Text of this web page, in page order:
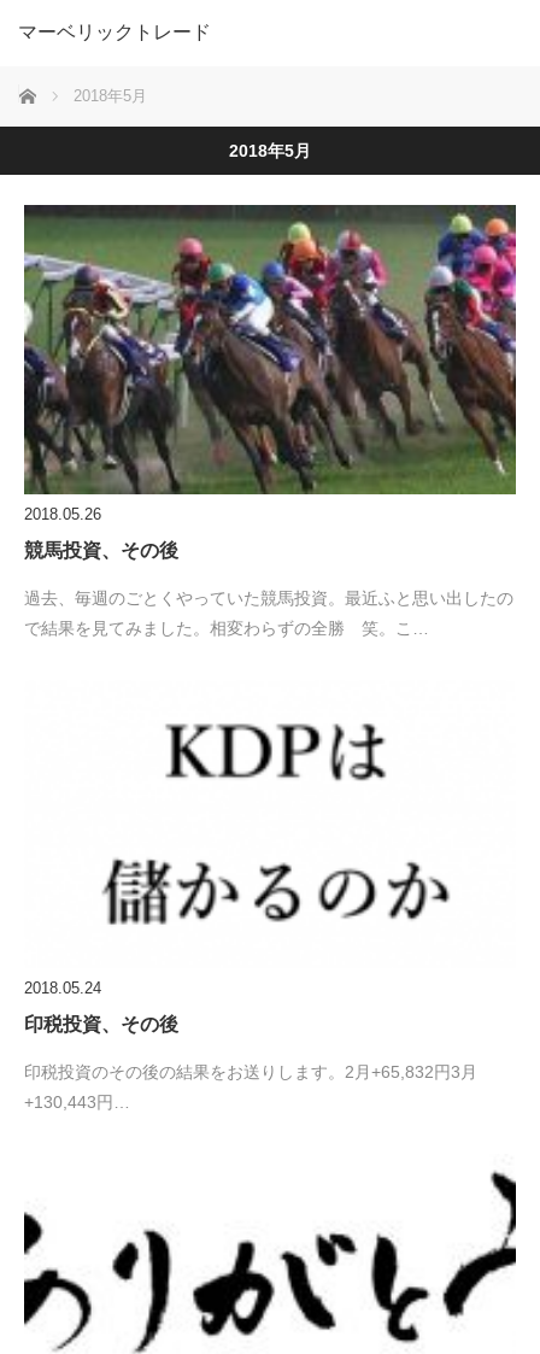
マーベリックトレード
ホーム 2018年5月
2018年5月
2018.05.26
競馬投資、その後
過去、毎週のごとくやっていた競馬投資。最近ふと思い出したの
で結果を見てみました。相変わらずの全勝 笑。こ…
2018.05.24
印税投資、その後
印税投資のその後の結果をお送りします。2月+65,832円3月
+130,443円…